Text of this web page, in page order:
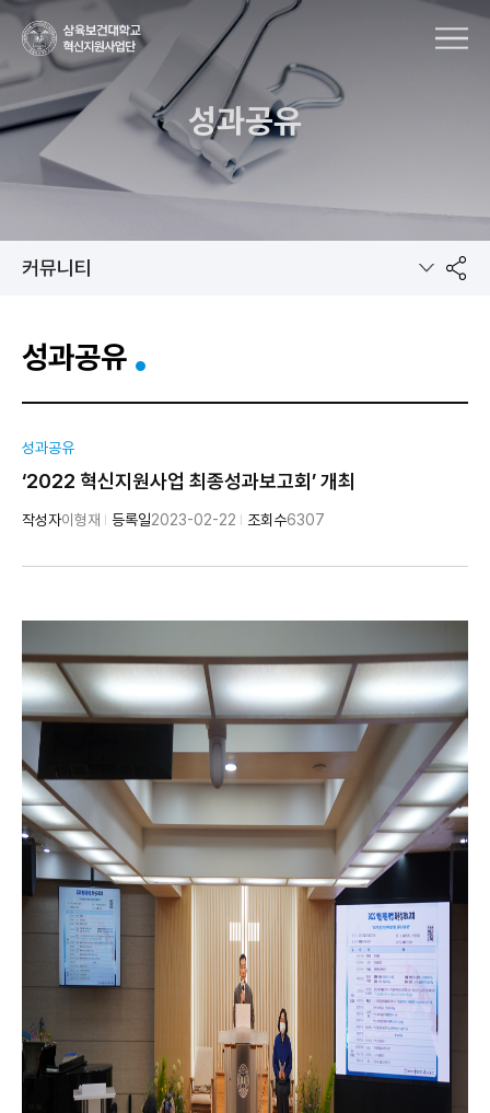
MENU
성과공유
커뮤니티
성과공유
성과공유
‘2022 혁신지원사업 최종성과보고회’ 개최
작성자이형재 등록일2023-02-22 조회수6307